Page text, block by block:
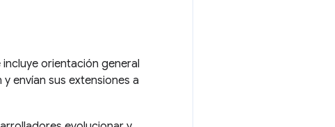
incluye orientación general
envían sus extensiones a